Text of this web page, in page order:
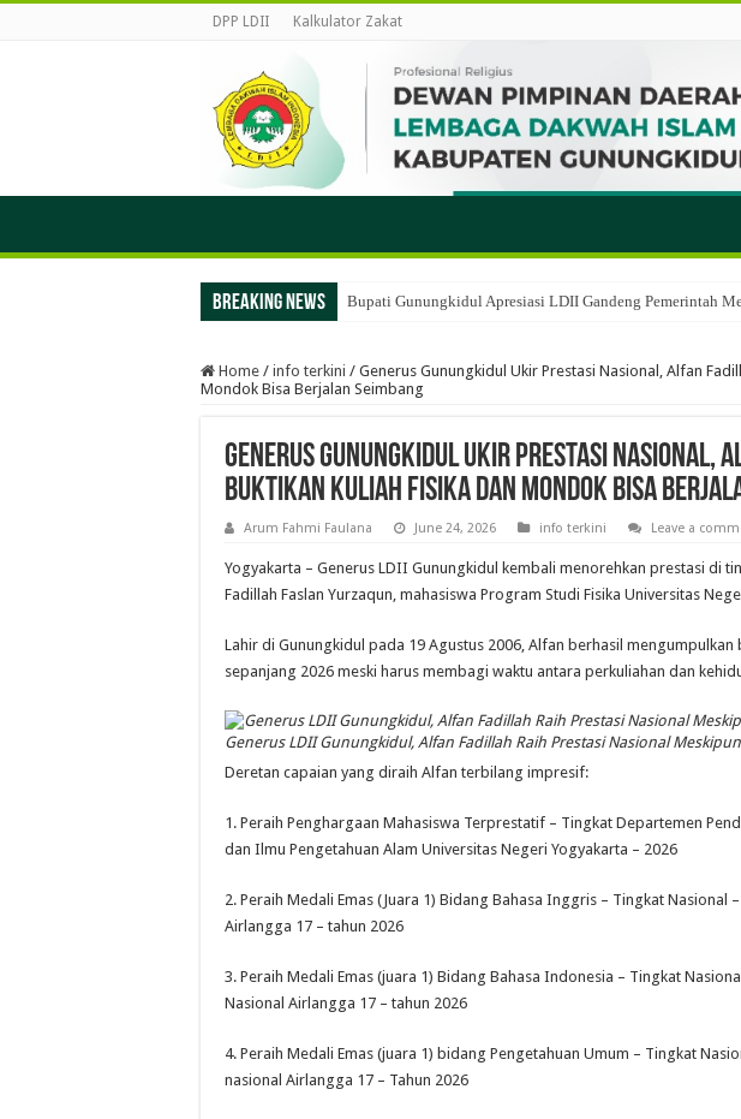
DPP LDII Kalkulator Zakat
Breaking News Bupati Gunungkidul Apresiasi LDII Gandeng Pemerintah
Home / info terkini / Generus Gunungkidul Ukir Prestasi Nasional, Alfan
Mondok Bisa Berjalan Seimbang
Generus Gunungkidul Ukir Prestasi Nasional,
Buktikan Kuliah Fisika dan Mondok Bisa
Arum Fahmi Faulana June 24, 2026 info terkini Leave a
Yogyakarta – Generus LDII Gunungkidul kembali menorehkan prestasi di
Fadillah Faslan Yurzaqun, mahasiswa Program Studi Fisika Universitas
Lahir di Gunungkidul pada 19 Agustus 2006, Alfan berhasil
sepanjang 2026 meski harus membagi waktu antara perkuliahan dan
Generus LDII Gunungkidul, Alfan Fadillah Raih Prestasi Nasional
Deretan capaian yang diraih Alfan terbilang impresif:
1. Peraih Penghargaan Mahasiswa Terprestatif – Tingkat Departemen
dan Ilmu Pengetahuan Alam Universitas Negeri Yogyakarta – 2026
2. Peraih Medali Emas (Juara 1) Bidang Bahasa Inggris – Tingkat Nasional
Airlangga 17 – tahun 2026
3. Peraih Medali Emas (juara 1) Bidang Bahasa Indonesia – Tingkat
Nasional Airlangga 17 – tahun 2026
4. Peraih Medali Emas (juara 1) bidang Pengetahuan Umum – Tingkat
nasional Airlangga 17 – Tahun 2026